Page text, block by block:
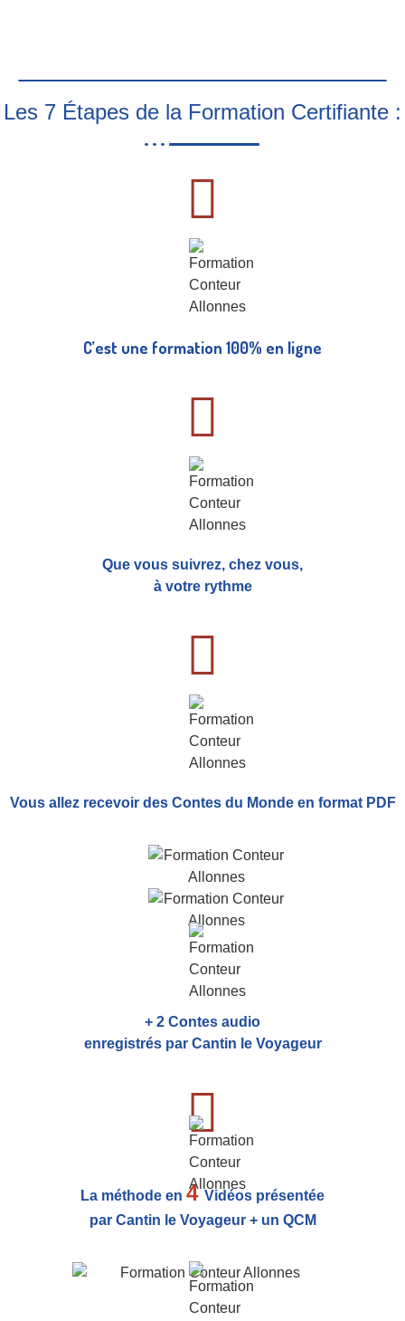
Les 7 Étapes de la Formation Certifiante :
C’est une formation 100% en ligne
Que vous suivrez, chez vous,
à votre rythme
Vous allez recevoir des Contes du Monde en format PDF
+ 2 Contes audio
enregistrés par Cantin le Voyageur
La méthode en 4Vidéos présentée
par Cantin le Voyageur + un QCM